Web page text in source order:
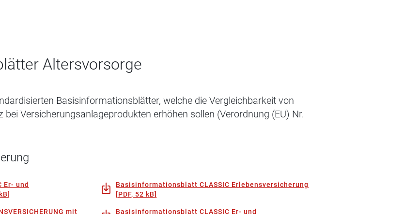
Altersvorsorge
Basisinformationsblätter, welche die Vergleichbarkeit von
Versicherungsanlageprodukten erhöhen sollen (Verordnung (EU) Nr.
Er- und
]
Basisinformationsblatt CLASSIC Erlebensversicherung
[PDF, 52 kB]
mit
Basisinformationsblatt CLASSIC Er- und